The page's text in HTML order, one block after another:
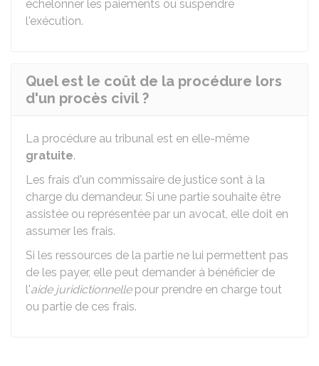
échelonner les paiements ou suspendre
l'exécution.
Quel est le coût de la procédure lors
d'un procès civil ?
La procédure au tribunal est en elle-même
gratuite.
Les frais d'un commissaire de justice sont à la
charge du demandeur. Si une partie souhaite être
assistée ou représentée par un avocat, elle doit en
assumer les frais.
Si les ressources de la partie ne lui permettent pas
de les payer, elle peut demander à bénéficier de
l'aide juridictionnellepour prendre en charge tout
ou partie de ces frais.